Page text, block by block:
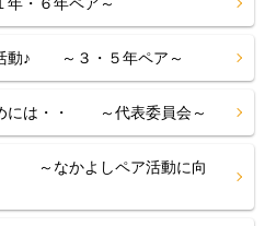
動♪ ～３・５年ペア～
には・・ ～代表委員会～
～なかよしペア活動に向